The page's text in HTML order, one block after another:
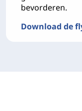
bevorderen.
Download de